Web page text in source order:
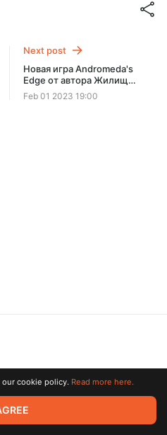
и стрим.
Next post
Новая игра Andromeda's
Edge от автора Жилищ
Эльдервейла
Feb 01 2023 19:00
rights reserved. All trademarks
owners.
cookie policy. Read more here.